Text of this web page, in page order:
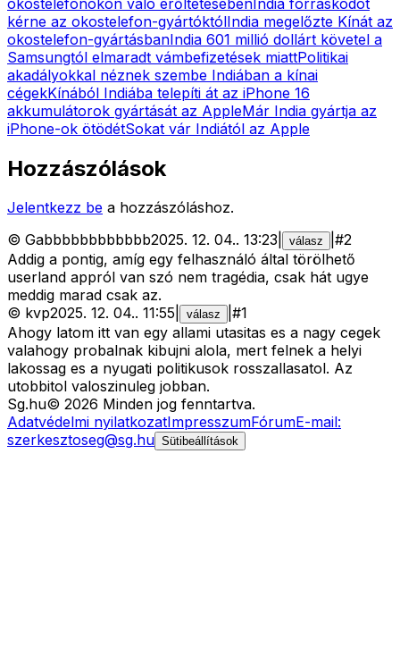
kérne az okostelefon-gyártóktólIndia megelőzte Kínát az
okostelefon-gyártásbanIndia 601 millió dollárt követel a
Samsungtól elmaradt vámbefizetések miattPolitikai
akadályokkal néznek szembe Indiában a kínai
cégekKínából Indiába telepíti át az iPhone 16
akkumulátorok gyártását az AppleMár India gyártja az
iPhone-ok ötödétSokat vár Indiától az Apple
Hozzászólások
Jelentkezz be a hozzászóláshoz.
© Gabbbbbbbbbbbb2025. 12. 04.. 13:23 válasz #2
Addig a pontig, amíg egy felhasználó által törölhető
userland appról van szó nem tragédia, csak hát ugye
meddig marad csak az.
© kvp2025. 12. 04.. 11:55 válasz #1
Ahogy latom itt van egy allami utasitas es a nagy cegek
valahogy probalnak kibujni alola, mert felnek a helyi
lakossag es a nyugati politikusok rosszallasatol. Az
utobbitol valoszinuleg jobban.
Sg.hu© 2026 Minden jog fenntartva.
Adatvédelmi nyilatkozatImpresszumFórumE-mail:
szerkesztoseg@sg.hu Sütibeállítások